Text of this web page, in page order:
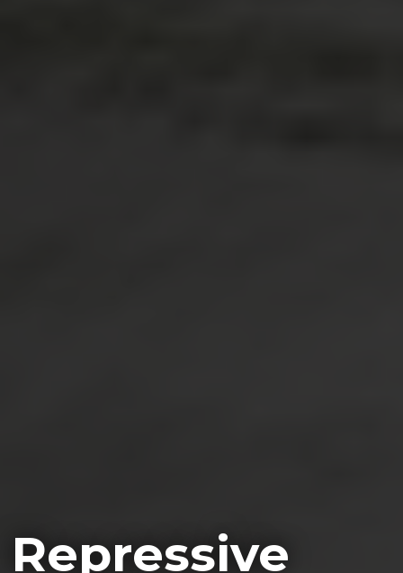
Repressive